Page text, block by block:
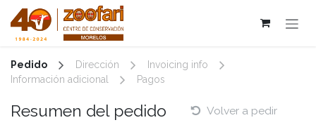
Ir al contenido
Pedido Dirección
Invoicing info
Información adicional
Pagos
Resumen del pedido Volver a pedir